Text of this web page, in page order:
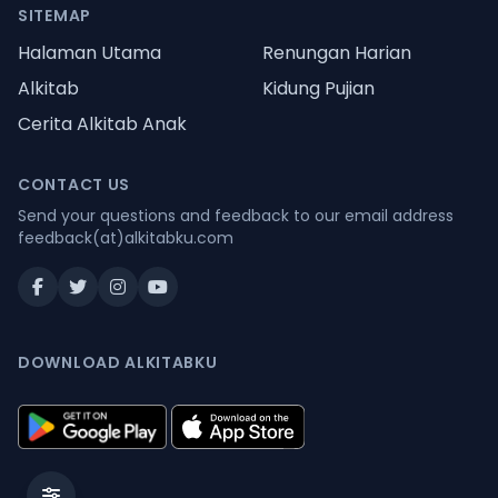
SITEMAP
Halaman Utama
Renungan Harian
Alkitab
Kidung Pujian
Cerita Alkitab Anak
CONTACT US
Send your questions and feedback to our email address
feedback(at)alkitabku.com
DOWNLOAD ALKITABKU